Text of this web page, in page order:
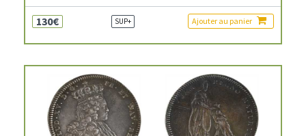
130€ SUP+ Ajouter au panier